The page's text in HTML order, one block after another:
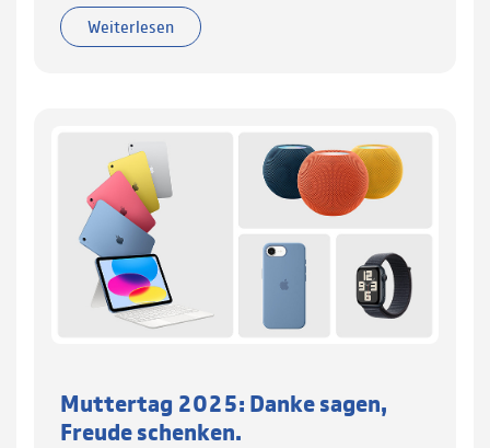
Weiterlesen
Muttertag 2025: Danke sagen,
Freude schenken.